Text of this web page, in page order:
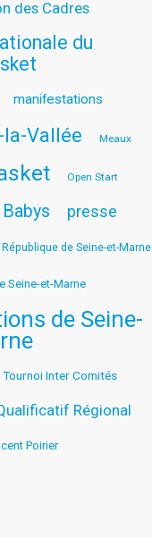
des Cadres
du
manifestations
Vallée Meaux
Open Start
presse
République de Seine-et-Marne
Seine-et-Marne
de Seine-
Tournoi Inter Comités
Régional
Poirier